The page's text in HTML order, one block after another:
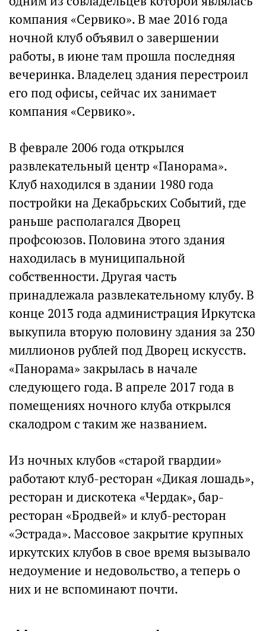
компания «Сервико». В мае 2016 года
ночной клуб объявил о завершении
работы, в июне там прошла последняя
вечеринка. Владелец здания перестроил
его под офисы, сейчас их занимает
компания «Сервико».
В феврале 2006 года открылся
развлекательный центр «Панорама».
Клуб находился в здании 1980 года
постройки на Декабрьских Событий, где
раньше располагался Дворец
профсоюзов. Половина этого здания
находилась в муниципальной
собственности. Другая часть
принадлежала развлекательному клубу. В
конце 2013 года администрация Иркутска
выкупила вторую половину здания за 230
миллионов рублей под Дворец искусств.
«Панорама» закрылась в начале
следующего года. В апреле 2017 года в
помещениях ночного клуба открылся
скалодром с таким же названием.
Из ночных клубов «старой гвардии»
работают клуб-ресторан «Дикая лошадь»,
ресторан и дискотека «Чердак», бар-
ресторан «Бродвей» и клуб-ресторан
«Эстрада». Массовое закрытие крупных
иркутских клубов в свое время вызывало
недоумение и недовольство, а теперь о
них и не вспоминают почти.